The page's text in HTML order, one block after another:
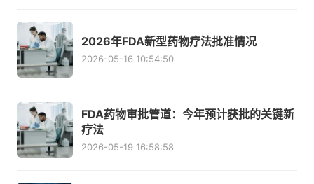
2026年FDA新型药物疗法批准情况
2026-05-16 10:54:50
FDA药物审批管道：今年预计获批的关键新
疗法
2026-05-19 16:58:58